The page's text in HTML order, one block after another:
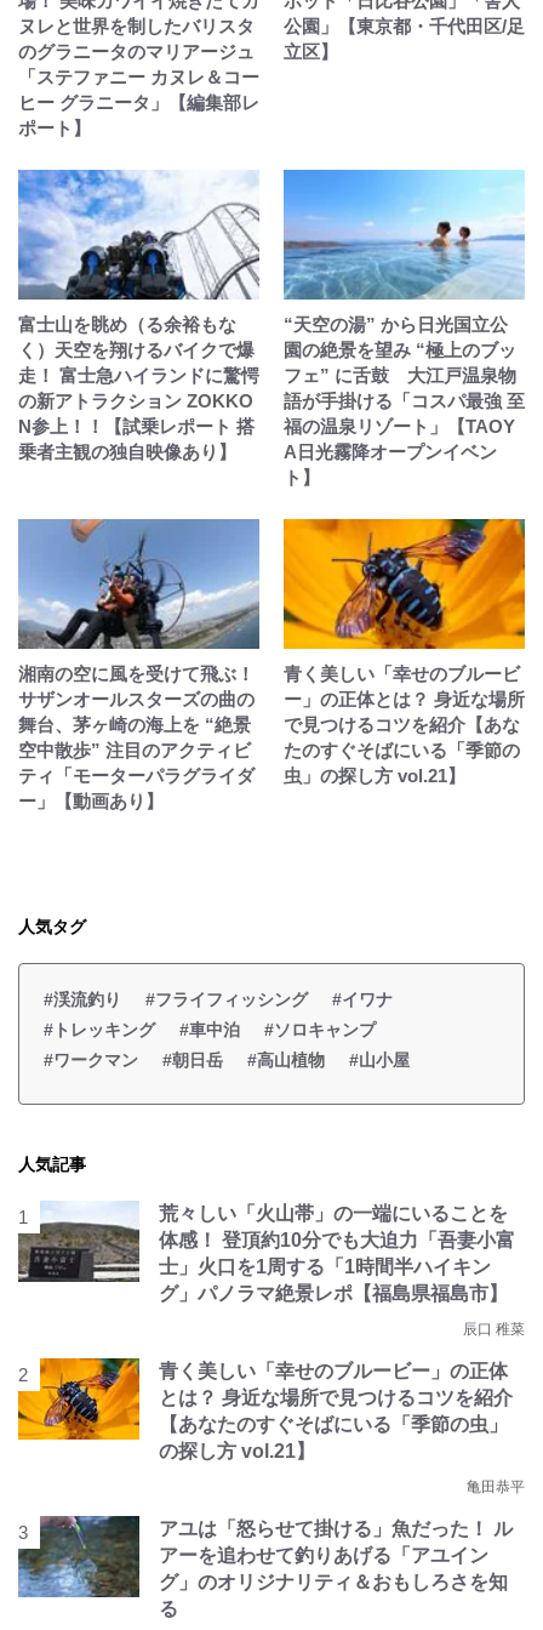
ヌレと世界を制したバリスタ
のグラニータのマリアージュ
「ステファニー カヌレ＆コー
ヒー グラニータ」【編集部レ
ポート】
公園」【東京都・千代田区/足
立区】
富士山を眺め（る余裕もな
く）天空を翔けるバイクで爆
走！ 富士急ハイランドに驚愕
の新アトラクション ZOKKO
N参上！！【試乗レポート 搭
乗者主観の独自映像あり】
“天空の湯” から日光国立公
園の絶景を望み “極上のブッ
フェ” に舌鼓 大江戸温泉物
語が手掛ける「コスパ最強 至
福の温泉リゾート」【TAOY
A日光霧降オープンイベン
ト】
湘南の空に風を受けて飛ぶ！
サザンオールスターズの曲の
舞台、茅ヶ崎の海上を “絶景
空中散歩” 注目のアクティビ
ティ「モーターパラグライダ
ー」【動画あり】
青く美しい「幸せのブルービ
ー」の正体とは？ 身近な場所
で見つけるコツを紹介【あな
たのすぐそばにいる「季節の
虫」の探し方 vol.21】
人気タグ
#渓流釣り #フライフィッシング
#イワナ
#トレッキング
#車中泊
#ソロキャンプ
#ワークマン
#朝日岳 #高山植物 #山小屋
人気記事
荒々しい「火山帯」の一端にいることを
体感！ 登頂約10分でも大迫力「吾妻小富
士」火口を1周する「1時間半ハイキン
グ」パノラマ絶景レポ【福島県福島市】
辰口 稚菜
青く美しい「幸せのブルービー」の正体
とは？ 身近な場所で見つけるコツを紹介
【あなたのすぐそばにいる「季節の虫」
の探し方 vol.21】
亀田恭平
アユは「怒らせて掛ける」魚だった！ ル
アーを追わせて釣りあげる「アユイン
グ」のオリジナリティ＆おもしろさを知
る